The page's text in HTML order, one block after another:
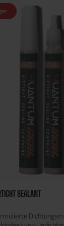
werden
Aushärtezeit:
SEALANT